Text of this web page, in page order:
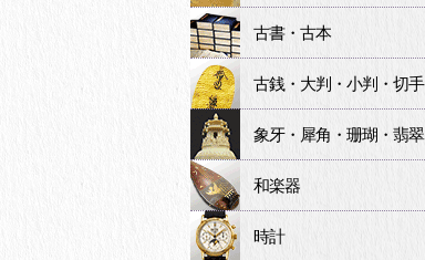
古書・古本
古銭・大判・小判・切手
象牙・犀角・珊瑚・翡翠
和楽器
時計